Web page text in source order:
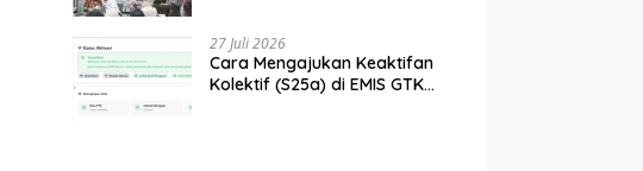
27 Juli 2026
Cara Mengajukan Keaktifan
Kolektif (S25a) di EMIS GTK